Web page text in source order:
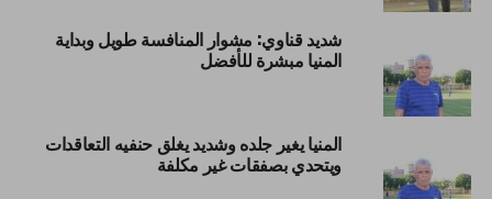
شديد قناوي: مشوار المنافسة طويل وبداية
المنيا مبشرة للأفضل
المنيا يغير جلده وشديد يغلق حنفيه التعاقدات
ويتحدي بصفقات غير مكلفة